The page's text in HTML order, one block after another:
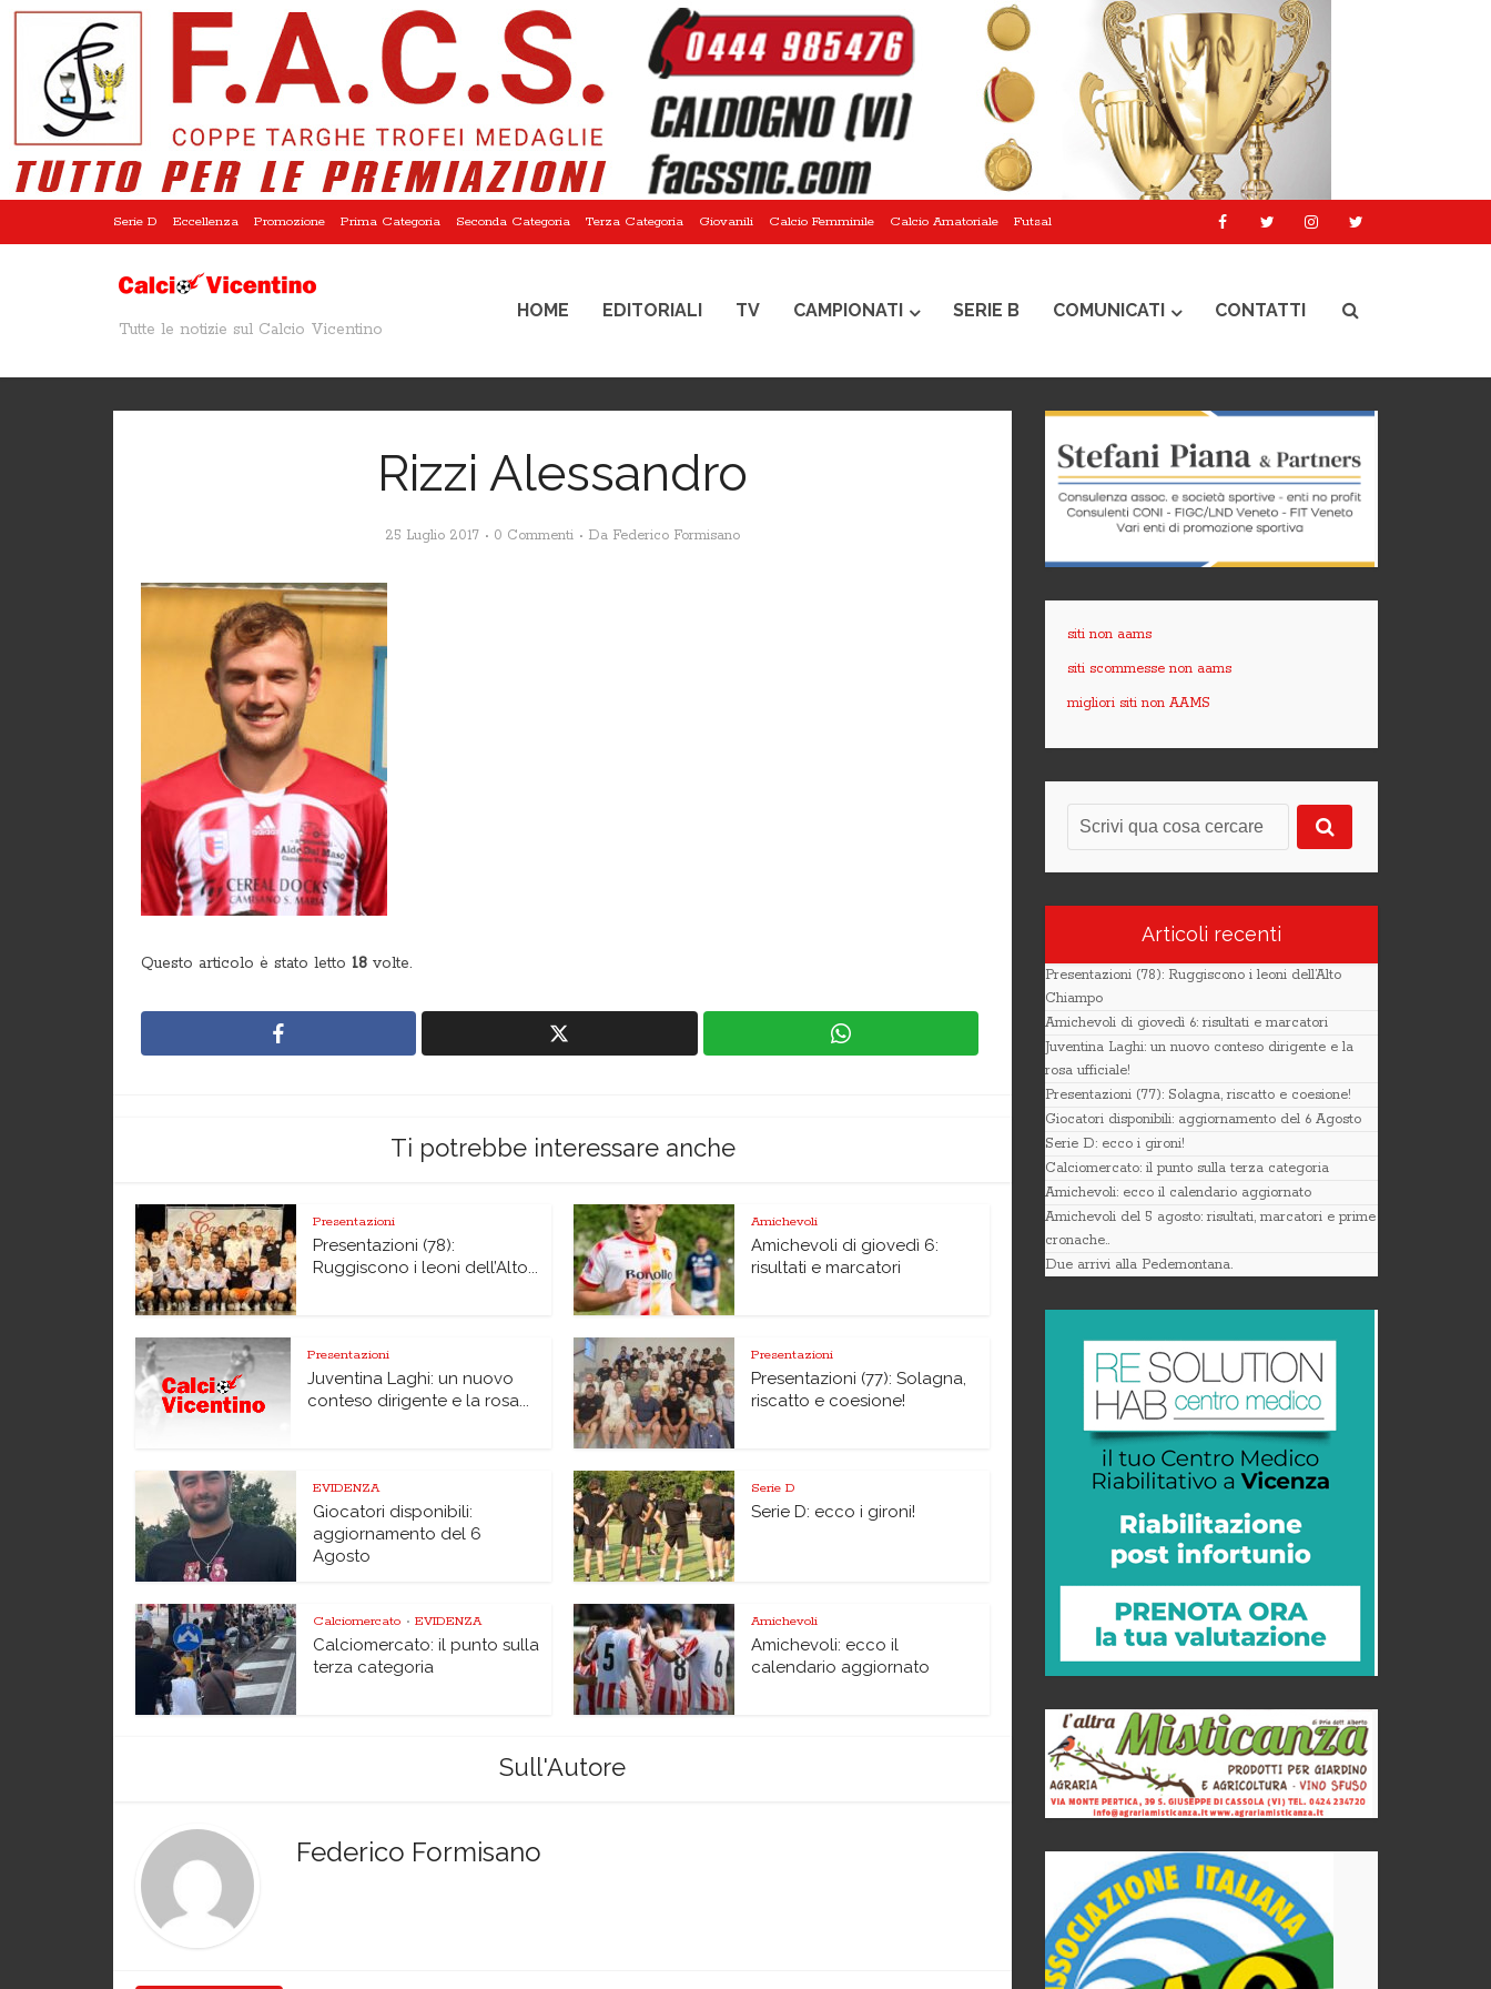
Serie D Eccellenza Promozione Prima Categoria Seconda Categoria Terza Categoria Giovanili Calcio Femminile Calcio Amatoriale Futsal
Tutte le notizie sul Calcio Vicentino
HOME EDITORIALI TV CAMPIONATI SERIE B COMUNICATI CONTATTI
Rizzi Alessandro
25 Luglio 2017 0 Commenti Da Federico Formisano
Questo articolo è stato letto 18 volte.
Ti potrebbe interessare anche
Presentazioni
Presentazioni (78):
Ruggiscono i leoni dell’Alto...
Amichevoli
Amichevoli di giovedì 6:
risultati e marcatori
Presentazioni
Juventina Laghi: un nuovo
conteso dirigente e la rosa...
Presentazioni
Presentazioni (77): Solagna,
riscatto e coesione!
EVIDENZA
Giocatori disponibili:
aggiornamento del 6
Agosto
Serie D
Serie D: ecco i gironi!
Calciomercato • EVIDENZA
Calciomercato: il punto sulla
terza categoria
Amichevoli
Amichevoli: ecco il
calendario aggiornato
Sull'Autore
Federico Formisano
siti non aams
siti scommesse non aams
migliori siti non AAMS
Articoli recenti
Presentazioni (78): Ruggiscono i leoni dell’Alto
Chiampo
Amichevoli di giovedì 6: risultati e marcatori
Juventina Laghi: un nuovo conteso dirigente e la
rosa ufficiale!
Presentazioni (77): Solagna, riscatto e coesione!
Giocatori disponibili: aggiornamento del 6 Agosto
Serie D: ecco i gironi!
Calciomercato: il punto sulla terza categoria
Amichevoli: ecco il calendario aggiornato
Amichevoli del 5 agosto: risultati, marcatori e prime
cronache..
Due arrivi alla Pedemontana.